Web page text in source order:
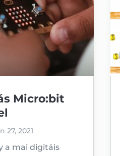
Micro:bit
27, 2021
a mai digitáis